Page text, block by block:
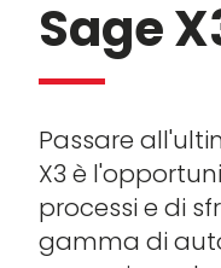
Sage
Passare
X3 è
processi e di
gamma di